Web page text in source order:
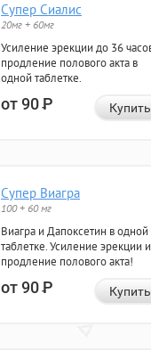
Супер Сиалис
20мг + 60мг
Усиление эрекции до 36
продление полового акта в
одной таблетке.
от 90Р Купить
Супер Виагра
100 + 60 мг
Виагра и Дапоксетин в одной
таблетке. Усиление эрекции и
продление полового акта!
от 90Р Купить